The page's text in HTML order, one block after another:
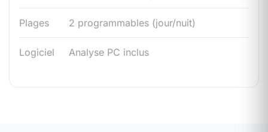
Plages 2 programmables (jour/nuit)
Logiciel Analyse PC inclus